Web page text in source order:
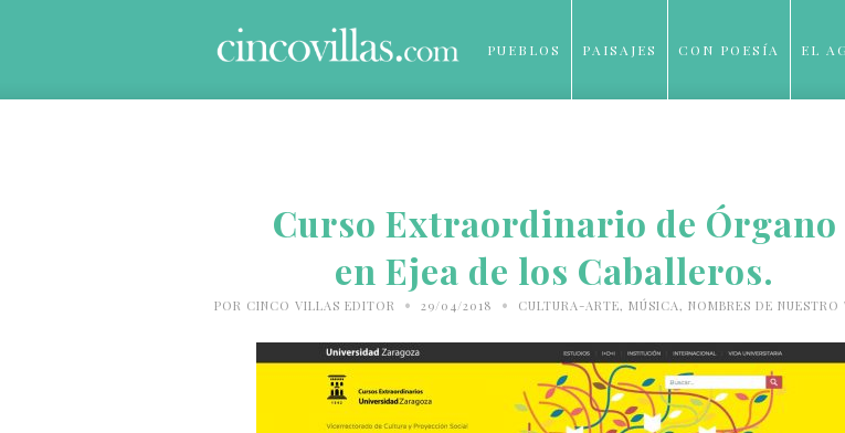
PUEBLOS PAISAJES CON POESÍA EL
Curso Extraordinario de Órgano
en Ejea de los Caballeros.
POR CINCO VILLAS EDITOR • 29/04/2018 • CULTURA-ARTE, MÚSICA, NOMBRES DE NUESTRO